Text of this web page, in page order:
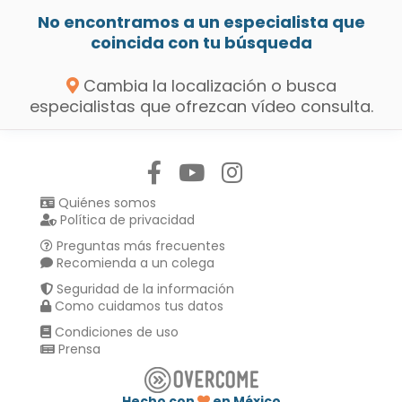
No encontramos a un especialista que
coincida con tu búsqueda
Cambia la localización o busca
especialistas que ofrezcan vídeo consulta.
Quiénes somos
Política de privacidad
Preguntas más frecuentes
Recomienda a un colega
Seguridad de la información
Como cuidamos tus datos
Condiciones de uso
Prensa